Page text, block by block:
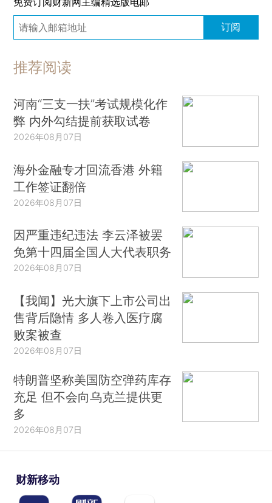
订阅
推荐阅读
河南“三支一扶”考试规模化作
弊 内外勾结提前获取试卷
2026年08月07日
海外金融专才回流香港 外籍
工作签证翻倍
2026年08月07日
因严重违纪违法 李云泽被罢
免第十四届全国人大代表职务
2026年08月07日
【我闻】光大旗下上市公司出
售背后隐情 多人卷入医疗腐
败案被查
2026年08月07日
特朗普坚称美国防空弹药库存
充足 但不会向乌克兰提供更
多
2026年08月07日
财新移动